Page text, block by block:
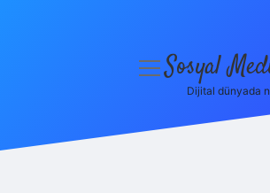
menüyüSosyal
Dijital dünyada